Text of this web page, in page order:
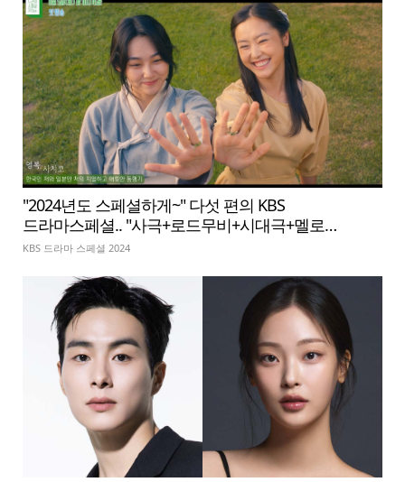
"2024년도 스페셜하게~" 다섯 편의 KBS
드라마스페셜.. "사극+로드무비+시대극+멜로
+휴먼까지"
KBS 드라마 스페셜 2024